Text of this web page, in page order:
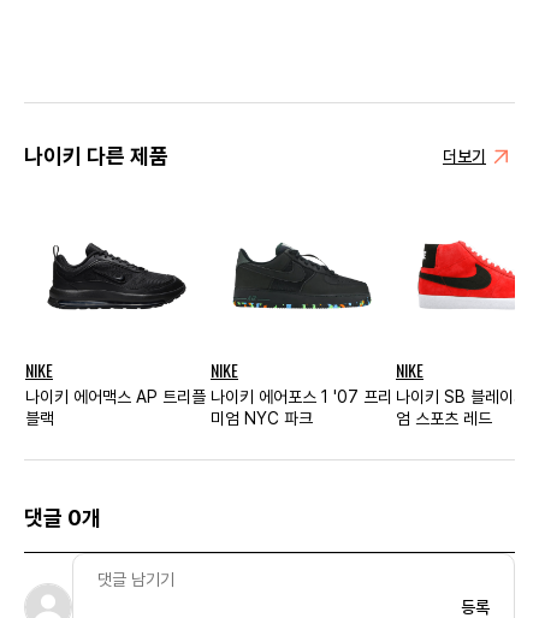
나이키 다른 제품 더보기
NIKE
나이키 에어맥스 AP 트리플
블랙
NIKE
나이키 에어포스 1 '07 프리
미엄 NYC 파크
NIKE
나이키 SB 블레이저
엄 스포츠 레드
댓글 0개
등록